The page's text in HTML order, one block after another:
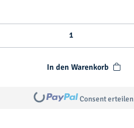
In den Warenkorb
Loading... Consent erteilen